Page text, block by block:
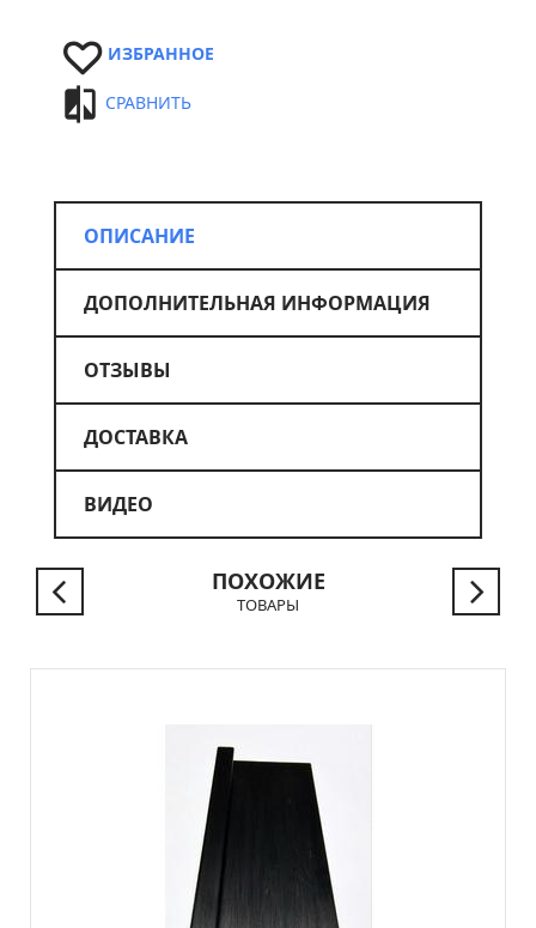
ИЗБРАННОЕ
СРАВНИТЬ
ОПИСАНИЕ
ДОПОЛНИТЕЛЬНАЯ ИНФОРМАЦИЯ
ОТЗЫВЫ
ДОСТАВКА
ВИДЕО
ПОХОЖИЕ
ТОВАРЫ